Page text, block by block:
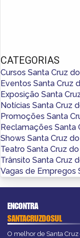
CATEGORIAS
Cursos Santa Cruz
Eventos Santa Cruz
Exposição Santa
Notícias Santa Cruz
Promoções Santa
Reclamações Santa
Shows Santa Cruz
Teatro Santa Cruz
Trânsito Santa Cruz
Vagas de Empregos
ENCONTRA
SANTACRUZDOSUL
O melhor de Santa Cruz